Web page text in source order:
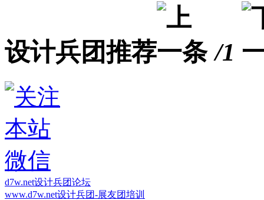
设计兵团推荐 /1
d7w.net设计兵团论坛
www.d7w.net设计兵团-展友团培训